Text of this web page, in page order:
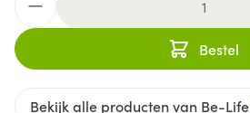
Bestel
Bekijk alle producten van Be-Life